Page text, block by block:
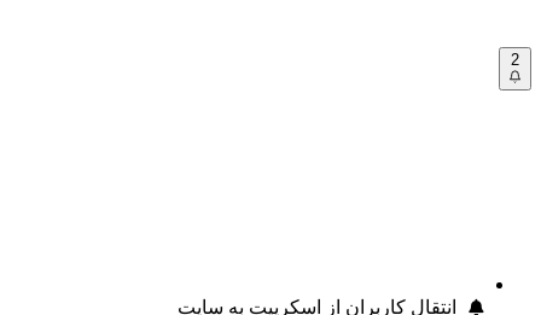
2
انتقال کاربران از اسکریپت به سایت